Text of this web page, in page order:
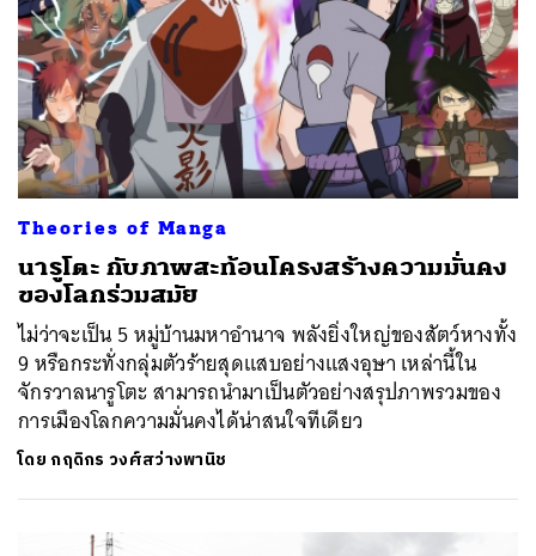
Theories of Manga
นารูโตะ กับภาพสะท้อนโครงสร้างความมั่นคง
ของโลกร่วมสมัย
ไม่ว่าจะเป็น 5 หมู่บ้านมหาอำนาจ พลังยิ่งใหญ่ของสัตว์หางทั้ง
9 หรือกระทั่งกลุ่มตัวร้ายสุดแสบอย่างแสงอุษา เหล่านี้ใน
จักรวาลนารูโตะ สามารถนำมาเป็นตัวอย่างสรุปภาพรวมของ
การเมืองโลกความมั่นคงได้น่าสนใจทีเดียว
โดย กฤดิกร วงศ์สว่างพานิช